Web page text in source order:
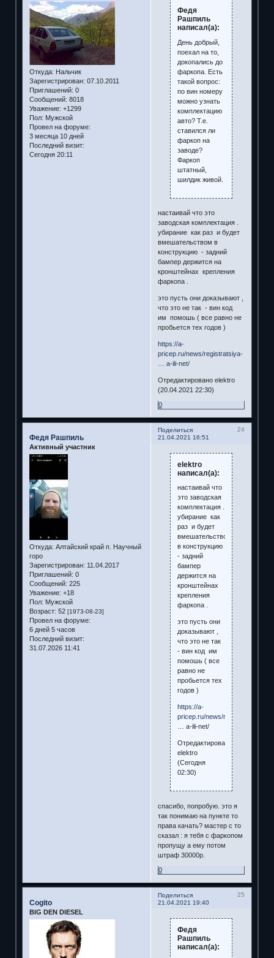
Откуда: Нальчик
Зарегистрирован: 07.10.2011
Приглашений: 0
Сообщений: 8018
Уважение: +1299
Пол: Мужской
Провел на форуме:
3 месяца 10 дней
Последний визит:
Сегодня 20:11
Федя
Рашпиль
написал(а):
День добрый,
поехал на то,
докопались до
фаркопа. Есть
такой вопрос:
по вин номеру
можно узнать
комплектацию
авто? Т.е.
ставился ли
фаркоп на
заводе?
Фаркоп
штатный,
шилдик живой.
настаивай что это
заводская комплектация .
убирание как раз и будет
вмешательством в
конструкцию - задний
бампер держится на
кронштейнах крепления
фаркопа .
это пусть они доказывают ,
что это не так - вин код
им помошь ( все равно не
пробьется тех годов )
https://a-
pricep.ru/news/registratsiya-
… a-ili-net/
Отредактировано elektro
(20.04.2021 22:30)
0
Поделиться
24
21.04.2021 16:51
Федя Рашпиль
Активный участник
Откуда: Алтайский край п. Научный
горо
Зарегистрирован: 11.04.2017
Приглашений: 0
Сообщений: 225
Уважение: +18
Пол: Мужской
Возраст: 52 [1973-08-23]
Провел на форуме:
6 дней 5 часов
Последний визит:
31.07.2026 11:41
elektro
написал(а):
настаивай что
это заводская
комплектация .
убирание как
раз и будет
вмешательством
в конструкцию
- задний
бампер
держится на
кронштейнах
крепления
фаркопа .
это пусть они
доказывают ,
что это не так
- вин код им
помошь ( все
равно не
пробьется тех
годов )
https://a-
pricep.ru/news/registratsiya-
… a-ili-net/
Отредактировано
elektro
(Сегодня
02:30)
спасибо, попробую. это я
так понимаю на пункте то
права качать? мастер с то
сказал : я тебя с фаркопом
пропущу а ему потом
штраф 30000р.
0
Поделиться
25
21.04.2021 19:40
Cogito
BIG DEN DIESEL
Федя
Рашпиль
написал(а):